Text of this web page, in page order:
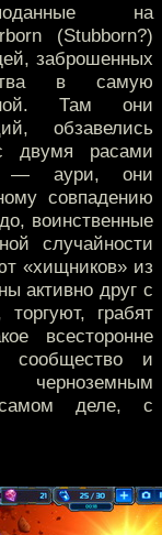
на
(Stubborn?)
заброшенных
в самую
Там они
обзавелись
двумя расами
— аури, они
совпадению
воинственные
случайности
«хищников» из
активно друг с
грабят
всесторонне
сообщество и
деле, с